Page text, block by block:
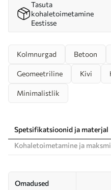
Tasuta
kohaletoimetamine
Eestisse
Kolmnurgad Betoon
Geomeetriline Kivi
Minimalistlik
Spetsifikatsioonid ja materjal
Kohaletoimetamine ja
Omadused